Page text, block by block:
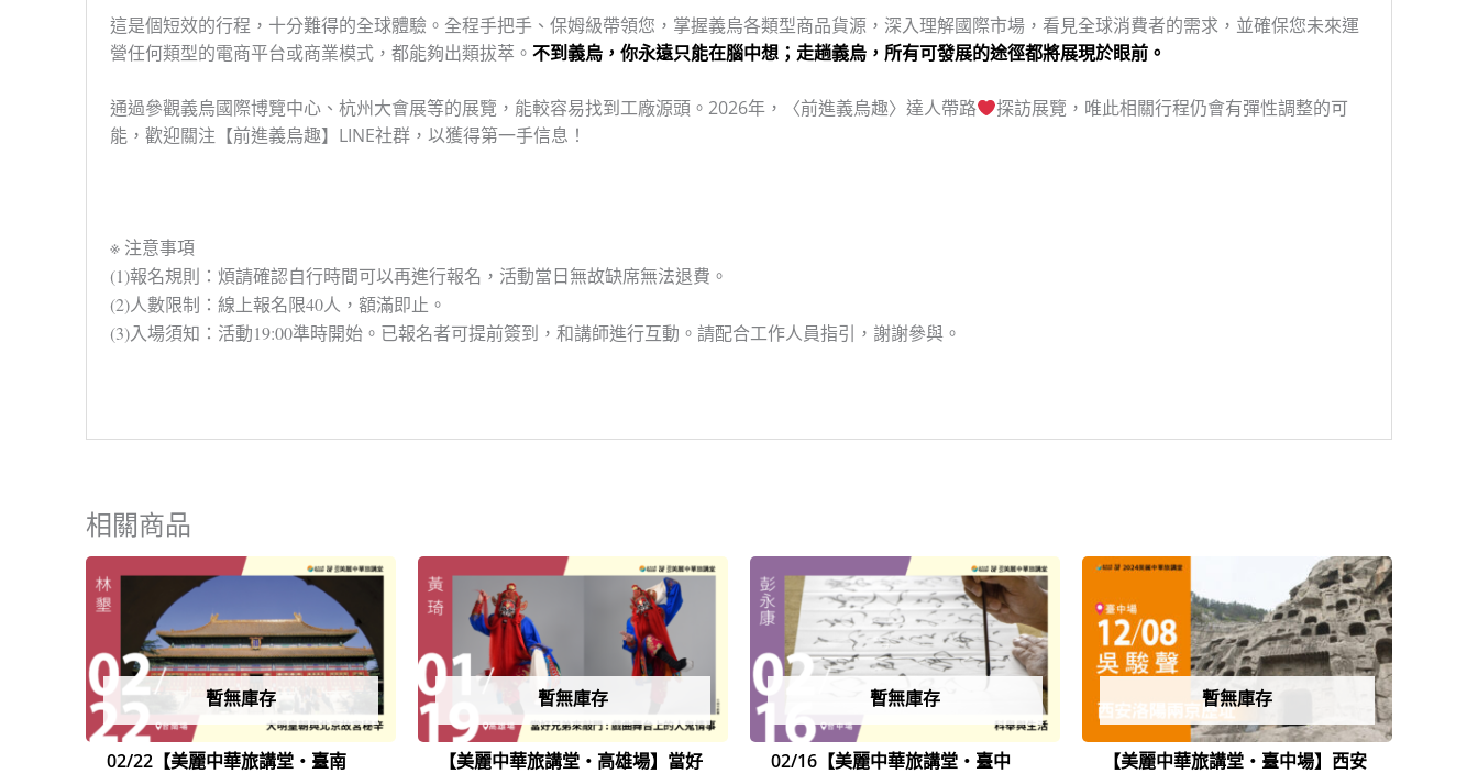
這是個短效的行程，十分難得的全球體驗。全程手把手、保姆級帶領您，掌握義烏各類型商品貨源，深入理解國際市場，看見全球消費者的需求，並確保您未來運
營任何類型的電商平台或商業模式，都能夠出類拔萃。 不到義烏，你永遠只能在腦中想；走趟義烏，所有可發展的途徑都將展現於眼前。
通過參觀義烏國際博覽中心、杭州大會展等的展覽，能較容易找到工廠源頭。2026年，〈前進義烏趣〉達人帶路
探訪展覽，唯此相關行程仍會有彈性調整的可
能，歡迎關注【前進義烏趣】LINE社群，以獲得第一手信息！
※ 注意事項
(1)報名規則：煩請確認自行時間可以再進行報名，活動當日無故缺席無法退費。
(2)人數限制：線上報名限40人，額滿即止。
(3)入場須知：活動19:00準時開始。已報名者可提前簽到，和講師進行互動。請配合工作人員指引，謝謝參與。
相關商品
暫無庫存
02/22【美麗中華旅講堂‧臺南
暫無庫存
【美麗中華旅講堂‧高雄場】當好
暫無庫存
02/16【美麗中華旅講堂‧臺中
暫無庫存
【美麗中華旅講堂‧臺中場】西安